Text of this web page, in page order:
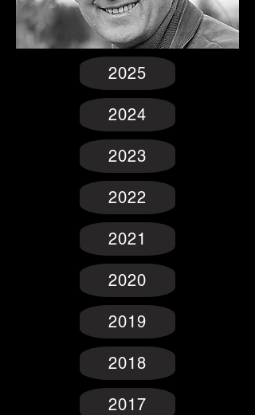
2025
2024
2023
2022
2021
2020
2019
2018
2017